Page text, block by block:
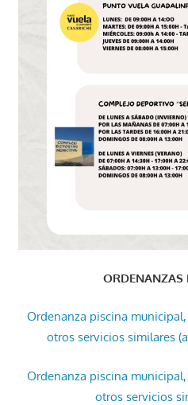
Ordenanza piscina
otros servicios similares
Ordenanza piscina
otros servicios